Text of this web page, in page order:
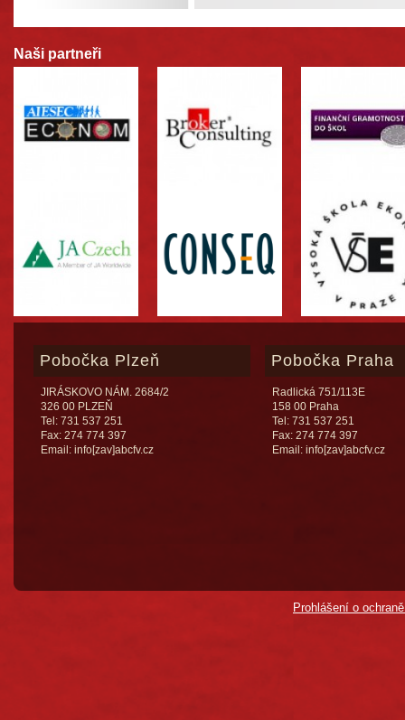
Naši partneři
Pobočka Plzeň
JIRÁSKOVO NÁM. 2684/2
326 00 PLZEŇ
Tel: 731 537 251
Fax: 274 774 397
Email: info[zav]abcfv.cz
Pobočka Praha
Radlická 751/113E
158 00 Praha
Tel: 731 537 251
Fax: 274 774 397
Email: info[zav]abcfv.cz
Prohlášení o